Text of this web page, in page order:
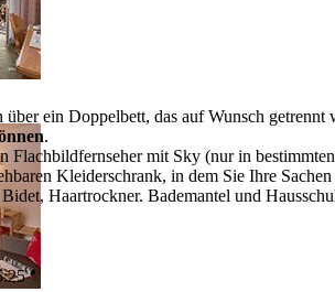
über ein Doppelbett, das auf Wunsch
.
Flachbildfernseher mit Sky (nur in
Kleiderschrank, in dem Sie Ihre
Haartrockner. Bademantel und